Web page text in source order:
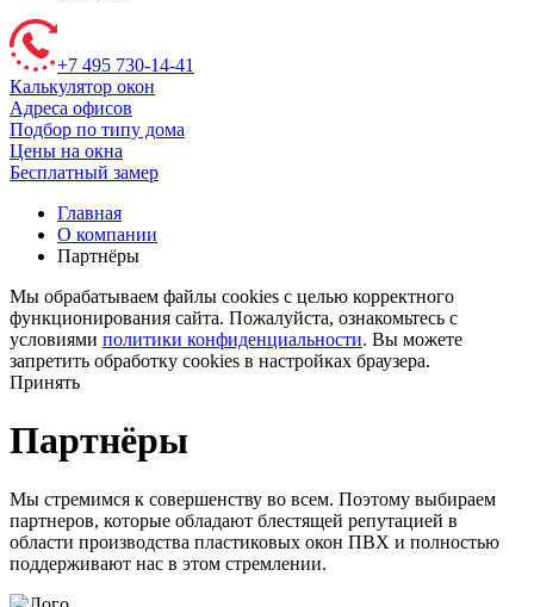
+7 495 730-14-41
Калькулятор окон
Адреса офисов
Подбор по типу дома
Цены на окна
Бесплатный замер
Главная
О компании
Партнёры
Мы обрабатываем файлы cookies с целью корректного
функционирования сайта. Пожалуйста, ознакомьтесь с
условиями политики конфиденциальности. Вы можете
запретить обработку cookies в настройках браузера.
Принять
Партнёры
Мы стремимся к совершенству во всем. Поэтому выбираем
партнеров, которые обладают блестящей репутацией в
области производства пластиковых окон ПВХ и полностью
поддерживают нас в этом стремлении.